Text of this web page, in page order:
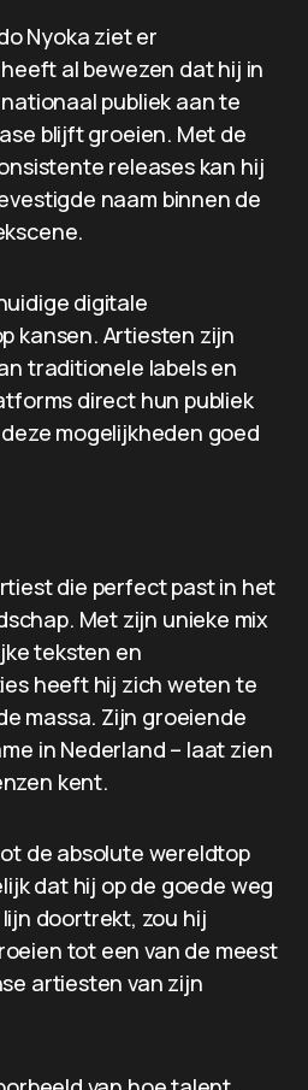
Nyoka ziet er
al bewezen dat hij in
publiek aan te
blijft groeien. Met de
releases kan hij
naam binnen de
digitale
kansen. Artiesten zijn
traditionele labels en
direct hun publiek
mogelijkheden goed
die perfect past in het
Met zijn unieke mix
teksten en
heeft hij zich weten te
massa. Zijn groeiende
in Nederland – laat zien
kent.
de absolute wereldtop
dat hij op de goede weg
doortrekt, zou hij
tot een van de meest
artiesten van zijn